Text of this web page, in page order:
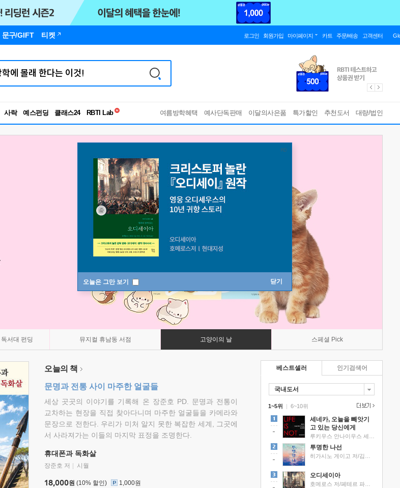
문구/GIFT 티켓 로그인 회원가입 마이페이지 카트 주문/배송 고객센터
사락 예스펀딩 클래스24
RBTI Lab
독서유형검사
여름방학혜택 예사단독판매 이달의사은품 특가할인 추천도서 대량/법인
오늘은 그만 보기 닫기
서대 펀딩 뮤지컬 휴남동 서점 고양이의 날 스페셜 Pick
오늘의 책
문명과 전통 사이 마주한 얼굴들
세상 곳곳의 이야기를 기록해 온 장준호 PD. 문명과 전통이
교차하는 현장을 직접 찾아다니며 마주한 얼굴들을 카메라와
문장으로 전한다. 우리가 미처 알지 못한 복잡한 세계, 그곳에
서 사라져가는 이들의 마지막 표정을 조명한다.
휴대폰과 독화살
장준호 저 시월
18,000원 (10% 할인) 1,000원
베스트셀러
국내도서
1~5위 |
세네카, 오늘을 빼앗기
고 있는 당신에게
투명한 나선
오디세이아
6~10위
인기검색어